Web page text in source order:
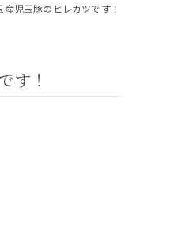
児玉豚のヒレカツです！
す！